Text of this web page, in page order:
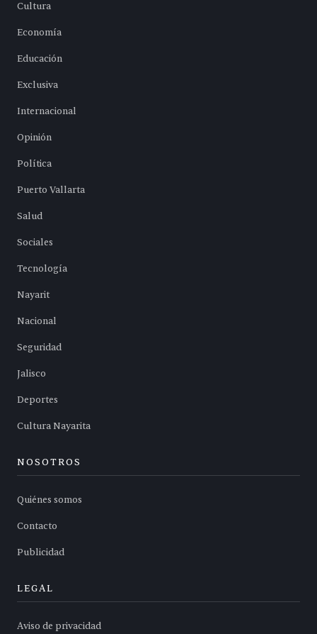
Cultura
Economía
Educación
Exclusiva
Internacional
Opinión
Política
Puerto Vallarta
Salud
Sociales
Tecnología
Nayarit
Nacional
Seguridad
Jalisco
Deportes
Cultura Nayarita
NOSOTROS
Quiénes somos
Contacto
Publicidad
LEGAL
Aviso de privacidad